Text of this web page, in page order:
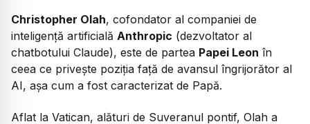
Christopher Olah, cofondator al companiei de
inteligență artificială Anthropic (dezvoltator al
chatbotului Claude), este de partea Papei Leon în
ceea ce privește poziția față de avansul îngrijorător al
AI, așa cum a fost caracterizat de Papă.
Aflat la Vatican, alături de Suveranul pontif, Olah a